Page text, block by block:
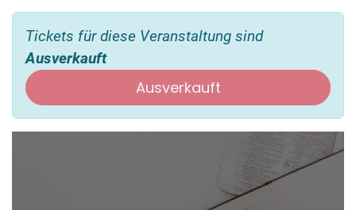
Tickets für diese Veranstaltung sind
Ausverkauft
Ausverkauft